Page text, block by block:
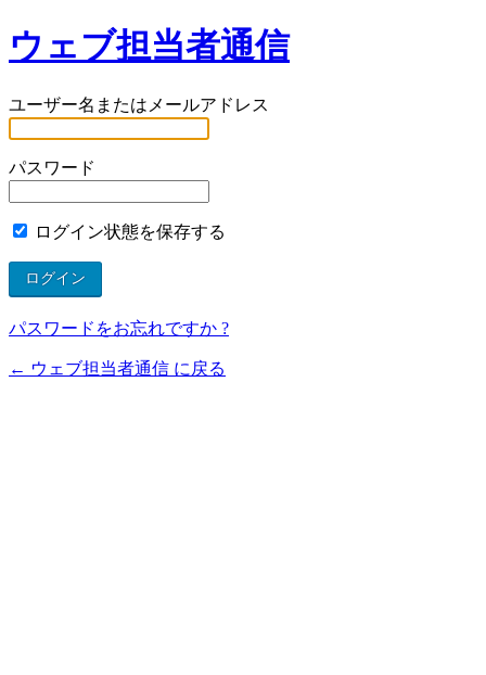
ウェブ担当者通信
ユーザー名またはメールアドレス
パスワード
ログイン状態を保存する
パスワードをお忘れですか ?
← ウェブ担当者通信 に戻る